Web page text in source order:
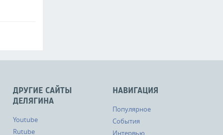
НАВИГАЦИЯ
Популярное
События
Интервью
ДРУГИЕ САЙТЫ
ДЕЛЯГИНА
Youtube
Rutube